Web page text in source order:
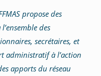
propose des
des
secrétaires, et
administratif à l’action
apports du réseau